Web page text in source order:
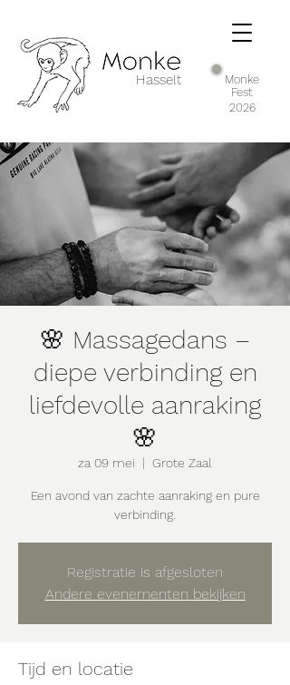
Hasselt
Monke
Fest
2026
🌸 Massagedans –
diepe verbinding en
liefdevolle aanraking
🌸
za 09 mei
  |
Grote Zaal
Een avond van zachte aanraking en pure
verbinding.
Registratie is afgesloten
Andere evenementen bekijken
Tijd en locatie